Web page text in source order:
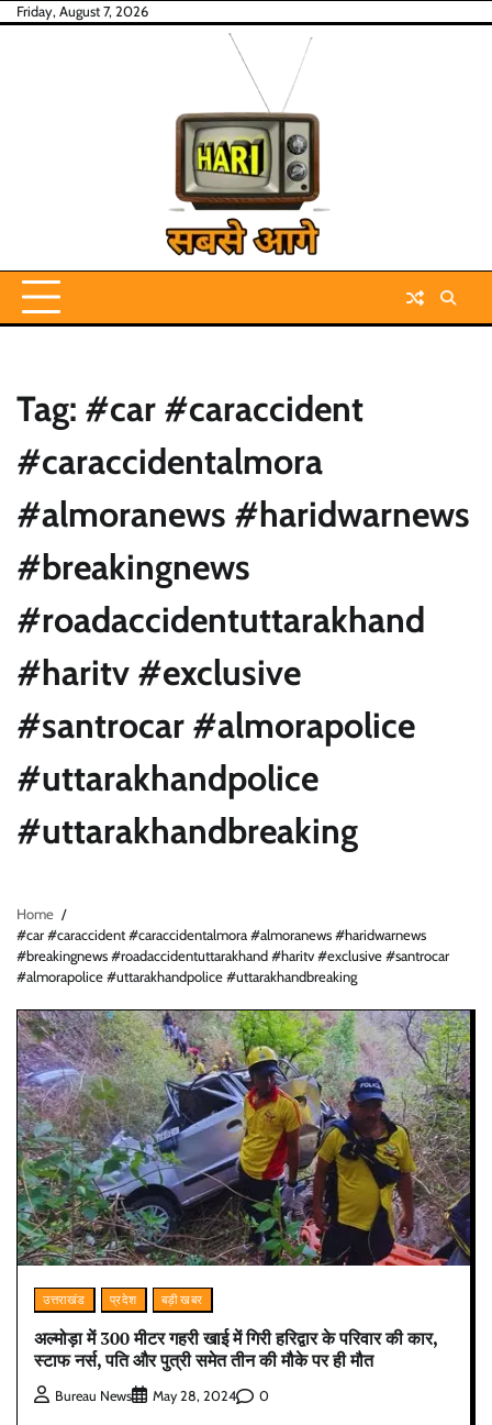
SkipFriday, August 7, 2026
Tag: #car #caraccident
#caraccidentalmora
#almoranews #haridwarnews
#breakingnews
#roadaccidentuttarakhand
#haritv #exclusive
#santrocar #almorapolice
#uttarakhandpolice
#uttarakhandbreaking
Home
#car #caraccident #caraccidentalmora #almoranews #haridwarnews
#breakingnews #roadaccidentuttarakhand #haritv #exclusive #santrocar
#almorapolice #uttarakhandpolice #uttarakhandbreaking
उत्तराखंड प्रदेश बड़ी खबर
अल्मोड़ा में 300 मीटर गहरी खाई में गिरी हरिद्वार के परिवार की कार,
स्टाफ नर्स, पति और पुत्री समेत तीन की मौके पर ही मौत
Bureau News May 28, 2024 0